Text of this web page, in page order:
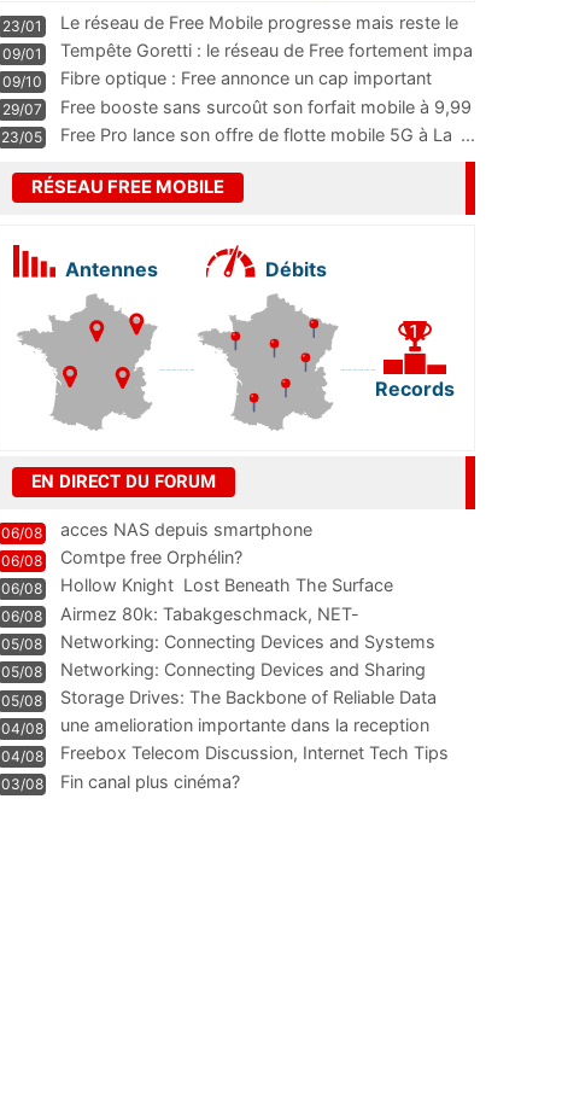
23/01
Le réseau de Free Mobile progresse mais reste le
m
...
09/01
Tempête Goretti : le réseau de Free fortement impa
09/10
Fibre optique : Free annonce un cap important
pass
...
29/07
Free booste sans surcoût son forfait mobile à 9,99
23/05 Free Pro lance son offre de flotte mobile 5G à La ...
RÉSEAU FREE MOBILE
Antennes Débits
Records
EN DIRECT DU FORUM
06/08 acces NAS depuis smartphone
06/08 Comtpe free Orphélin?
06/08 Hollow Knight  Lost Beneath The Surface
06/08
Airmez 80k: Tabakgeschmack, NET-
Technologie und Leistung im
05/08 Networking: Connecting Devices and Systems
05/08
Networking: Connecting Devices and Sharing
Information
05/08
Storage Drives: The Backbone of Reliable Data
Management
04/08
une amelioration importante dans la reception
WIFI
04/08
Freebox Telecom Discussion, Internet Tech Tips
Communi
03/08 Fin canal plus cinéma?